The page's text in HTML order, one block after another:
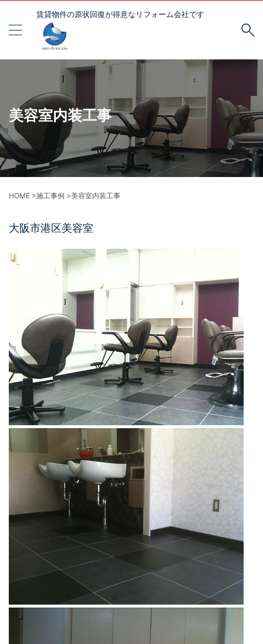
賃貸物件の原状回復が得意なリフォーム会社です
美容室内装工事
HOME >施工事例 >美容室内装工事
大阪市港区美容室